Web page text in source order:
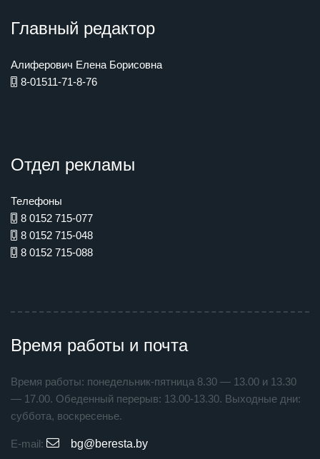
Главный редактор
Алиферович Елена Борисовна
8-01511-71-8-76
Отдел рекламы
Телефоны
8 0152 715-077
8 0152 715-048
8 0152 715-088
Время работы и почта
Время работы: понедельник-пятница 8.30 — 13.00 и 13.30
— 17.00. Обеденный перерыв: 13.00-13.30. Выходные дни:
суббота, воскресенье.
E-mail: bg@beresta.by